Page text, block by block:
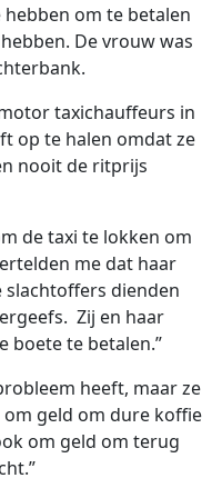
om te betalen
De vrouw was
taxichauffeurs in
op te halen omdat ze
nooit de ritprijs
de taxi te lokken om
me dat haar
dienden
Zij en haar
boete te betalen.”
heeft, maar ze
om geld om dure koffie
om geld om terug